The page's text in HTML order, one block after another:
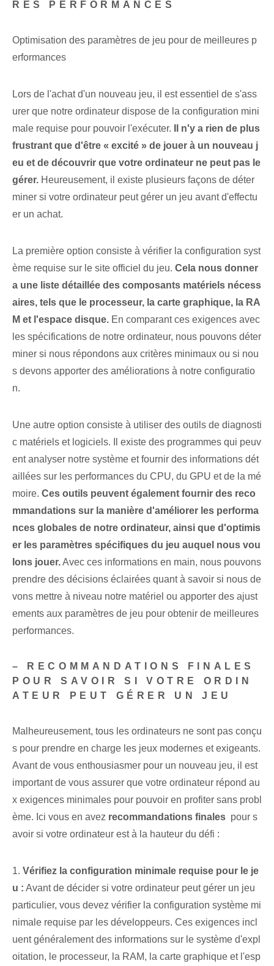
RES PERFORMANCES
Optimisation des paramètres de jeu pour de meilleures p
erformances
Lors de l'achat d'un nouveau jeu, il est essentiel de s'ass
urer que notre ‌ordinateur⁣ dispose de la configuration mini
male requise pour pouvoir l'exécuter.⁢
Il n'y a rien de plus
frustrant que d'être « excité » de jouer à un nouveau j
eu et de découvrir que votre ordinateur ne peut pas le
gérer. Heureusement, il existe plusieurs façons de déter
miner si votre ordinateur peut gérer un jeu avant d'effectu
er un achat.
La première option consiste à vérifier la configuration syst
ème requise sur le site officiel du jeu.⁢ Cela nous donner
a une liste détaillée des composants matériels nécess
aires, tels que le processeur, la carte graphique, la RA
M et l'espace disque. En comparant ces exigences avec
les spécifications de notre ordinateur, nous pouvons déter
miner si nous répondons aux critères minimaux ou si nou
s devons apporter des améliorations à notre configuratio
n.
Une autre option consiste à utiliser des outils de diagnosti
c matériels et logiciels. Il existe des programmes qui peuv
ent analyser notre système et fournir des informations dét
aillées sur les performances du CPU, du GPU et de la mé
moire. Ces outils peuvent également fournir des reco
mmandations sur la manière d'améliorer les performa
nces globales de notre ordinateur, ainsi que d'optimis
er les paramètres spécifiques du jeu auquel nous vou
lons jouer.Avec ces informations en main, nous pouvons
prendre des décisions éclairées quant à savoir si nous de
vons mettre à niveau notre matériel ou apporter des ajust
ements aux paramètres de jeu pour obtenir de meilleures
performances.
– RECOMMANDATIONS FINALES
POUR SAVOIR SI VOTRE ORDIN
ATEUR PEUT GÉRER UN JEU
Malheureusement, tous les ordinateurs ne sont pas conçu
s pour prendre en charge les jeux modernes et exigeants.
Avant de vous enthousiasmer pour un nouveau jeu, il est
important de vous assurer que votre ordinateur répond au
x exigences minimales pour pouvoir en profiter sans probl
ème. Ici vous en avez recommandations finales ​ pour s
avoir si ‌votre ordinateur‌ est à la hauteur du défi :
1. Vérifiez la configuration minimale requise pour le je
u : Avant de décider si votre ordinateur peut gérer un jeu
particulier, vous devez vérifier la configuration système mi
nimale requise par les développeurs. Ces exigences incl
uent généralement des informations sur le système d'expl
oitation, le processeur, la RAM, la carte graphique et l'esp